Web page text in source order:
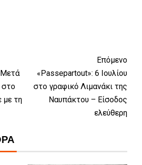
στο
με τη
Επόμενο
«Passepartout»: 6 Ιουλίου
στο γραφικό Λιμανάκι της
Ναυπάκτου – Είσοδος
ελεύθερη